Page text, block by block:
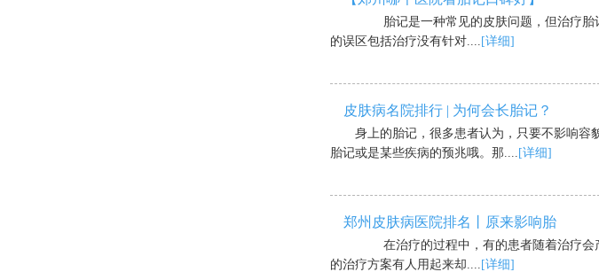
胎记是一种常见的皮肤问题，但治疗胎
的误区包括治疗没有针对....
[详细]
皮肤病名院排行 | 为何会长胎记？
身上的胎记，很多患者认为，只要不影响容
胎记或是某些疾病的预兆哦。那....
[详细]
郑州皮肤病医院排名丨原来影响胎
在治疗的过程中，有的患者随着治疗会
的治疗方案有人用起来却....
[详细]